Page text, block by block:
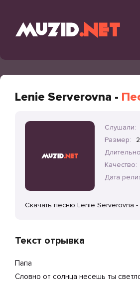
Lenie Serverovna -
Слушали:
Размер:
Качество:
Дата
Скачать песню Lenie Serverovna
Текст отрывка
Папа
Словно от солнца несешь ты